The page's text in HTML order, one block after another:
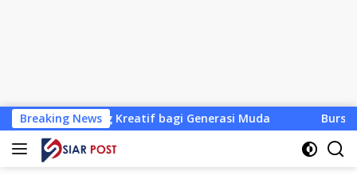
Langsung
ke
konten
Breaking News
bagi Generasi Muda Bursa Ketua KONI NTB